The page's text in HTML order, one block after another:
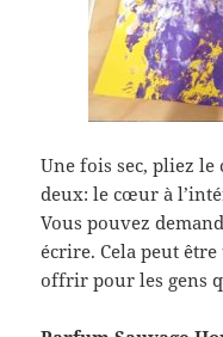
Une fois sec, pliez le
deux: le cœur à
Vous pouvez
écrire. Cela peut être
offrir pour les gens